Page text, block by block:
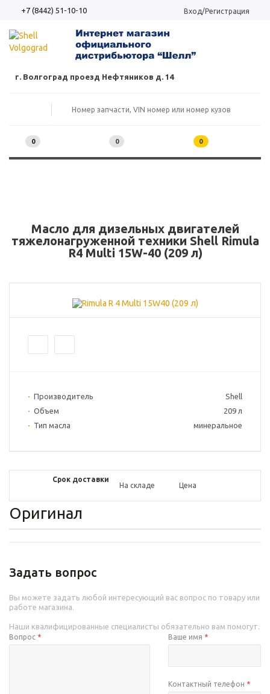
+7 (8442) 51-10-10 Вход/Регистрация
г. Волгоград проезд Нефтяников д. 14
0 0 0
Масло для дизельных двигателей
тяжелонагруженной техники Shell Rimula
R4 Multi 15W-40 (209 л)
Производитель
Shell
Объем
209 л
Тип масла
минеральное
Срок доставки
На складе Цена
Оригинал
Задать вопрос
Вы можете задать любой интересующий вас вопрос по товару или
работе магазина.
Наши квалифицированные специалисты обязательно вам помогут.
Вопрос * Ваше имя *
Контактный телефон *